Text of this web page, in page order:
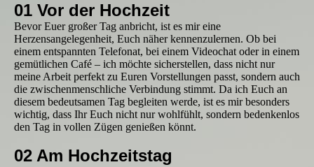
01 Vor der Hochzeit
Bevor Euer großer Tag anbricht, ist es mir eine
Herzensangelegenheit, Euch näher kennenzulernen. Ob bei
einem entspannten Telefonat, bei einem Videochat oder in einem
gemütlichen Café – ich möchte sicherstellen, dass nicht nur
meine Arbeit perfekt zu Euren Vorstellungen passt, sondern auch
die zwischenmenschliche Verbindung stimmt. Da ich Euch an
diesem bedeutsamen Tag begleiten werde, ist es mir besonders
wichtig, dass Ihr Euch nicht nur wohlfühlt, sondern bedenkenlos
den Tag in vollen Zügen genießen könnt.
02 Am Hochzeitstag